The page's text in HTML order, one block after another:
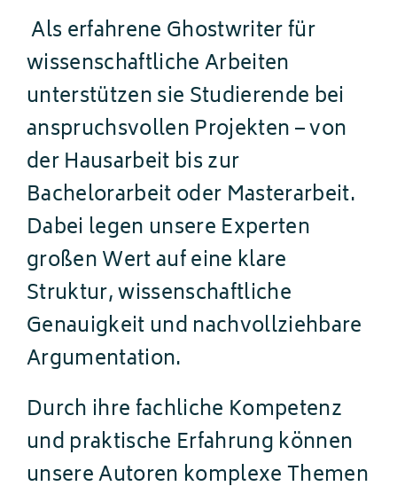
Als erfahrene Ghostwriter für
wissenschaftliche Arbeiten
unterstützen sie Studierende bei
anspruchsvollen Projekten – von
der Hausarbeit bis zur
Bachelorarbeit oder Masterarbeit.
Dabei legen unsere Experten
großen Wert auf eine klare
Struktur, wissenschaftliche
Genauigkeit und nachvollziehbare
Argumentation.
Durch ihre fachliche Kompetenz
und praktische Erfahrung können
unsere Autoren komplexe Themen